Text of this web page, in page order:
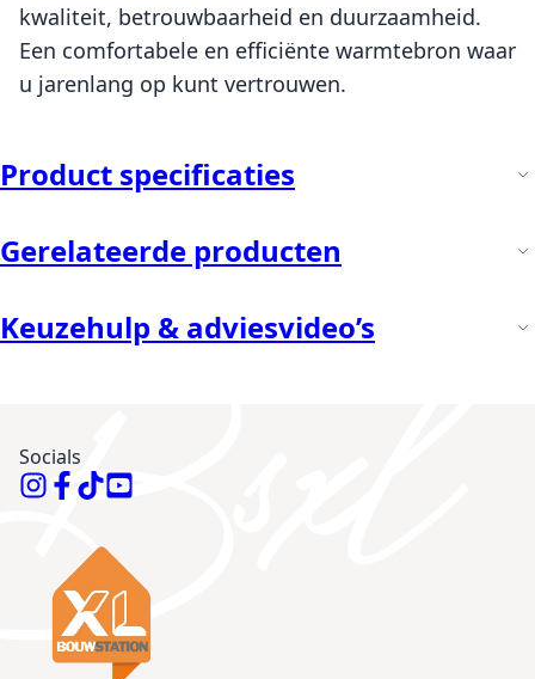
kwaliteit, betrouwbaarheid en duurzaamheid.
Een comfortabele en efficiënte warmtebron waar
u jarenlang op kunt vertrouwen.
Product specificaties
Gerelateerde producten
Keuzehulp & adviesvideo’s
Socials